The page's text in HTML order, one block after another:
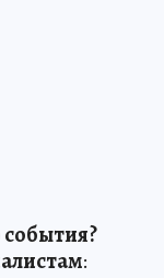
: